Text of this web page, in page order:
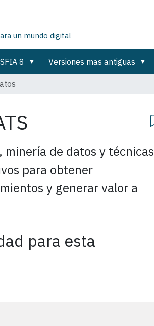
un mundo digital
SFIA 8 Versiones mas antiguas
de datos y técnicas
para obtener
y generar valor a
para esta